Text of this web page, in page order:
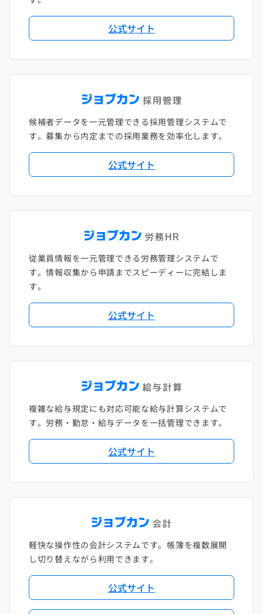
公式サイト
候補者データを一元管理できる採用管理システムで
す。募集から内定までの採用業務を効率化します。
公式サイト
従業員情報を一元管理できる労務管理システムで
す。情報収集から申請までスピーディーに完結しま
す。
公式サイト
複雑な給与規定にも対応可能な給与計算システムで
す。労務・勤怠・給与データを一括管理できます。
公式サイト
軽快な操作性の会計システムです。帳簿を複数展開
し切り替えながら利用できます。
公式サイト